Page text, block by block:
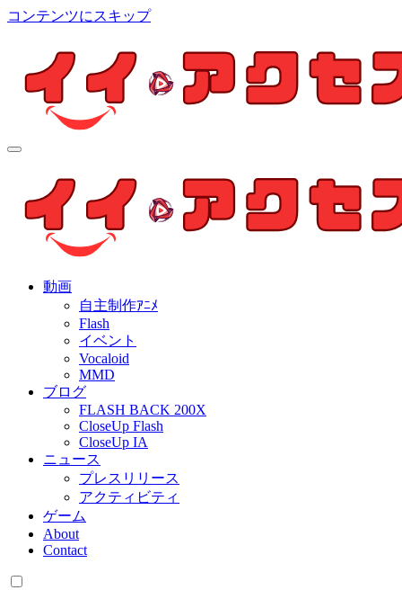
コンテンツにスキップ
個人制作アニメを中心とした動画紹介ブログ
動画
自主制作ｱﾆﾒ
Flash
イベント
Vocaloid
MMD
ブログ
FLASH BACK 200X
CloseUp Flash
CloseUp IA
ニュース
プレスリリース
アクティビティ
ゲーム
About
Contact